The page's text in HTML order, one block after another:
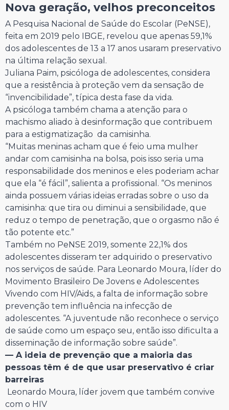
Nova geração, velhos preconceitos
A Pesquisa Nacional de Saúde do Escolar (PeNSE),
feita em 2019 pelo IBGE, revelou que apenas 59,1%
dos adolescentes de 13 a 17 anos usaram preservativo
na última relação sexual.
Juliana Paim, psicóloga de adolescentes, considera
que a resistência à proteção vem da sensação de
“invencibilidade”, típica desta fase da vida.
A psicóloga também chama a atenção para o
machismo aliado à desinformação que contribuem
para a estigmatização da camisinha.
“Muitas meninas acham que é feio uma mulher
andar com camisinha na bolsa, pois isso seria uma
responsabilidade dos meninos e eles poderiam achar
que ela “é fácil”, salienta a profissional. “Os meninos
ainda possuem várias ideias erradas sobre o uso da
camisinha: que tira ou diminui a sensibilidade, que
reduz o tempo de penetração, que o orgasmo não é
tão potente etc.”
Também no PeNSE 2019, somente 22,1% dos
adolescentes disseram ter adquirido o preservativo
nos serviços de saúde. Para Leonardo Moura, líder do
Movimento Brasileiro De Jovens e Adolescentes
Vivendo com HIV/Aids, a falta de informação sobre
prevenção tem influência na infecção de
adolescentes. “A juventude não reconhece o serviço
de saúde como um espaço seu, então isso dificulta a
disseminação de informação sobre saúde”.
— A ideia de prevenção que a maioria das
pessoas têm é de que usar preservativo é criar
barreiras
Leonardo Moura, líder jovem que também convive
com o HIV